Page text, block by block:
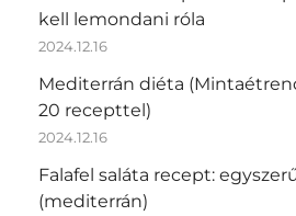
kell lemondani róla
2024.12.16
Mediterrán diéta
20 recepttel)
2024.12.16
Falafel saláta recept:
(mediterrán)